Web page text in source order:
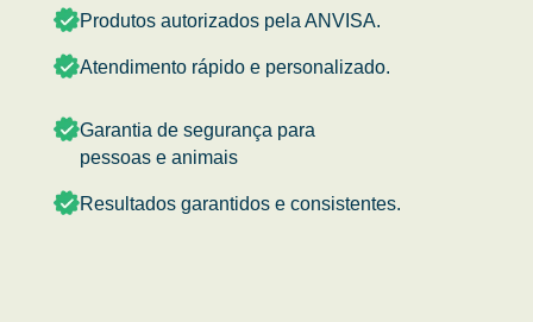
Produtos autorizados pela ANVISA.
Atendimento rápido e personalizado.
Garantia de segurança para
pessoas e animais
Resultados garantidos e consistentes.